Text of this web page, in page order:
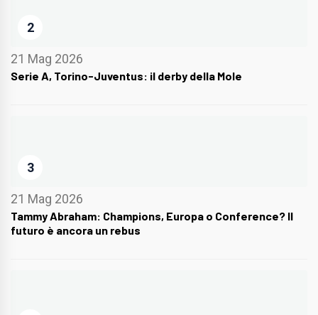
2
21 Mag 2026
Serie A, Torino-Juventus: il derby della Mole
3
21 Mag 2026
Tammy Abraham: Champions, Europa o Conference? Il
futuro è ancora un rebus